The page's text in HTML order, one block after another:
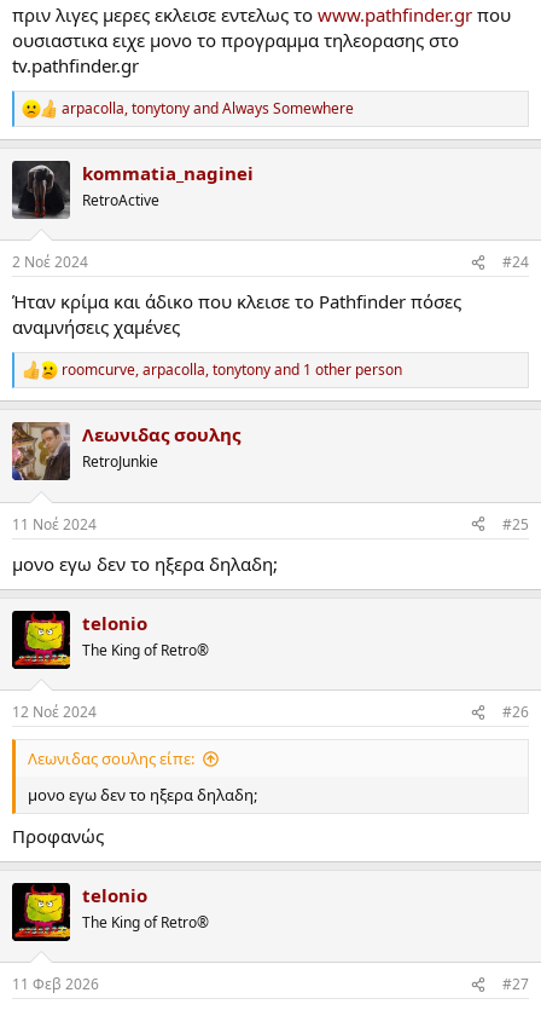
πριν λιγες μερες εκλεισε εντελως το www.pathfinder.gr που
ουσιαστικα ειχε μονο το προγραμμα τηλεορασης στο
tv.pathfinder.gr
R
e
t
i
s
arpacolla,tonytonyandAlways Somewhere
kommatia_naginei
RetroActive
2 Νοέ 2024 #24
Ήταν κρίμα και άδικο που κλεισε το Pathfinder πόσες
αναμνήσεις χαμένες
R
e
c
t
i
s
roomcurve,arpacolla,tonytonyand 1 other person
Λεωνιδας σουλης
RetroJunkie
11 Νοέ 2024 #25
μονο εγω δεν το ηξερα δηλαδη;
telonio
The King of Retro®
12 Νοέ 2024 #26
Λεωνιδας σουλης είπε:
μονο εγω δεν το ηξερα δηλαδη;
Προφανώς
telonio
The King of Retro®
11 Φεβ 2026 #27